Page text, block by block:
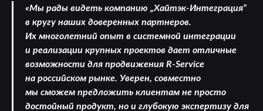
«Мы рады видеть компанию „Хайтэк-Интеграция“
в кругу наших доверенных партнеров.
Их многолетний опыт в системной интеграции
и реализации крупных проектов дает отличные
возможности для продвижения R-Service
на российском рынке. Уверен, совместно
мы сможем предложить клиентам не просто
достойный продукт, но и глубокую экспертизу для